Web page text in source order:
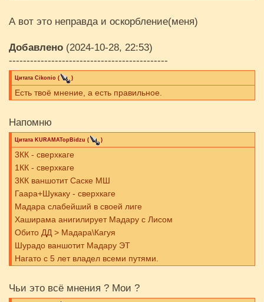
А вот это неправда и оскорбление(меня)
Добавлено (2024-10-28, 22:53)
---------------------------------------------
Цитата Cikоnio ( )
Есть твоё мнение, а есть правильное.
Напомню
Цитата KURAMATopBidzu ( )
3КК - сверхкаге
1КК - сверхкаге
3КК ваншотит Саске МШ
Гаара+Шукаку - сверхкаге
Мадара слабейший в своей лиге
Хаширама анигилирует Мадару с Лисом
Обито ДД > Мадара\Кагуя
Шурадо ваншотит Мадару ЭТ
Нагато с 5 лет владел всеми путями.
Чьи это всё мнения ? Мои ?